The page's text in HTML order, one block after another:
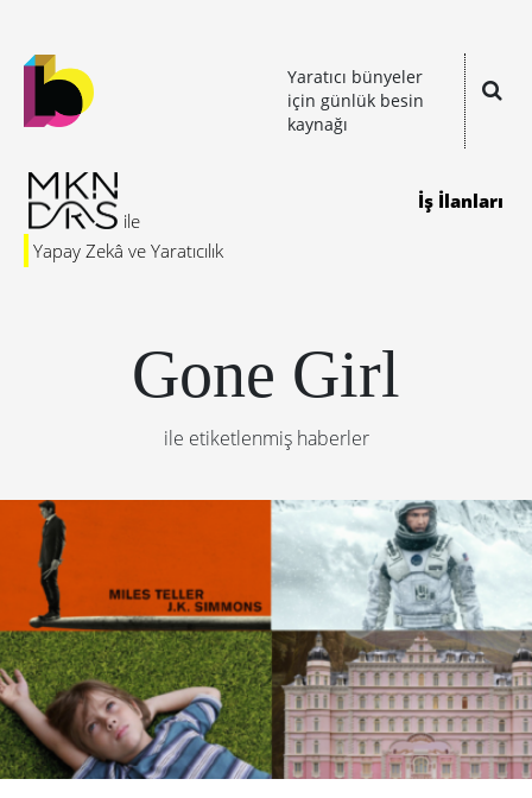
Yaratıcı bünyeler
için günlük besin
kaynağı
Yapay Zekâ ve Yaratıcılık
İş İlanları
Gone Girl
ile etiketlenmiş haberler